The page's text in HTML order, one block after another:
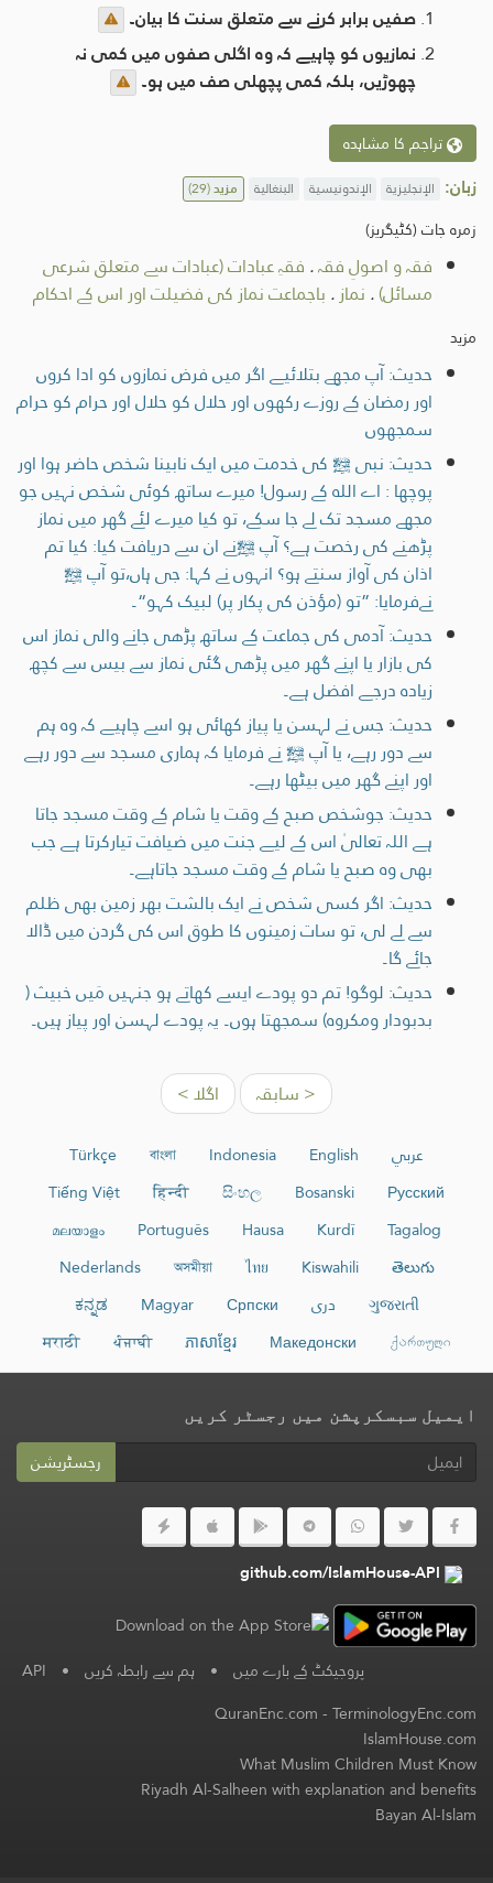
صفیں برابر کرنے سے متعلق سنت کا بیان۔
نمازیوں کو چاہیے کہ وہ اگلی صفوں میں کمی نہ
چھوڑیں، بلکہ کمی پچھلی صف میں ہو۔
تراجم کا مشاہدہ
زبان: الإنجليزية الإندونيسية البنغالية مزید(29)
زمرہ جات (کٹیگریز)
فقہ و اصولِ فقہ. فقہِ عبادات (عبادات سے متعلق شرعی
مسائل). نماز. باجماعت نماز کی فضیلت اور اس کے احکام
مزید
حدیث: آپ مجھے بتلائیے اگر میں فرض نمازوں کو ادا کروں
اور رمضان کے روزے رکھوں اور حلال کو حلال اور حرام کو حرام
سمجھوں
حدیث: نبی ﷺ کی خدمت میں ایک نابینا شخص حاضر ہوا اور
پوچھا : اے الله كے رسول! میرے ساتھ کوئی شخص نہیں جو
مجھے مسجد تک لے جا سکے، تو کیا میرے لئے گھر میں نماز
پڑھنے کی رخصت ہے؟ آپ ﷺنے ان سے دریافت کیا: کیا تم
اذان کی آواز سنتے ہو؟ انہوں نے كہا: جی ہاں،تو آپ ﷺ
نےفرمایا: ”تو (مؤذن کی پکار پر) لبیک کہو“۔
حدیث: آدمی کی جماعت کے ساتھ پڑھی جانے والی نماز اس
کی بازار یا اپنے گھر میں پڑھی گئی نماز سے بيس سے كچھ
زیادہ درجے افضل ہے۔
حدیث: جس نے لہسن یا پیاز کھائی ہو اسے چاہیے کہ وہ ہم
سے دور رہے، یا آپ ﷺ نے فرمایا کہ ہماری مسجد سے دور رہے
اور اپنے گھر میں بیٹھا رہے۔
حدیث: جوشخص صبح کے وقت یا شام کے وقت مسجد جاتا
ہے اللہ تعالیٰ اس کے لیے جنت میں ضیافت تیارکرتا ہے جب
بھی وہ صبح یا شام کے وقت مسجد جاتاہے۔
حدیث: اگر کسی شخص نے ایک بالشت بھر زمین بھی ظلم
سے لے لی، تو سات زمینوں کا طوق اس کی گردن میں ڈالا
جائے گا۔
حدیث: لوگو! تم دو پودے ایسے کھاتے ہو جنہیں مَیں خبیث (
بدبودار ومکروہ) سمجھتا ہوں۔ یہ پودے لہسن اور پیاز ہیں۔
< سابقہ اگلا >
عربي English
Indonesia
বাংলা
Türkçe
Русский
Bosanski
සිංහල
हिन्दी
Tiếng Việt
Tagalog
Kurdî
Hausa
Português
മലയാളം
తెలుగు
Kiswahili
ไทย
অসমীয়া
Nederlands
ગુજરાતી
دری Српски
Magyar
ಕನ್ನಡ
ქართული
Македонски
ភាសាខ្មែរ
ਪੰਜਾਬੀ
मराठी
ایمیل سبسکرپشن میں رجسٹر کریں
رجسٹریشن
github.com/IslamHouse-API
پروجیکٹ کے بارے میں • ہم سے رابطہ کریں •
API
QuranEnc.com-TerminologyEnc.com
IslamHouse.com
What Muslim Children Must Know
Riyadh Al-Salheen with explanation and benefits
Bayan Al-Islam